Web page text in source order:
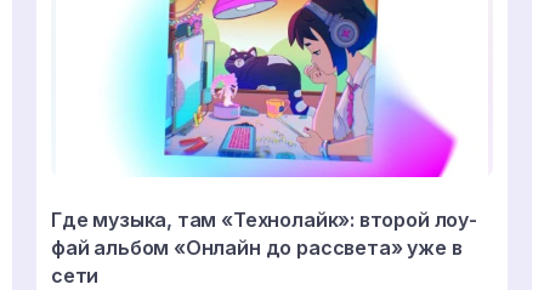
Где музыка, там «Технолайк»: второй лоу-
фай альбом «Онлайн до рассвета» уже в
сети